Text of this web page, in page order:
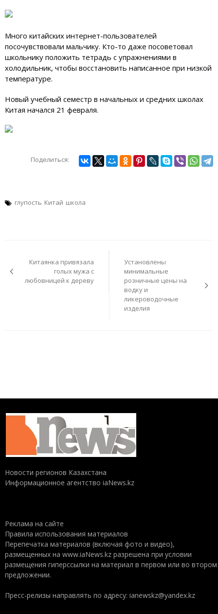
Много китайских интернет-пользователей
посочувствовали мальчику. Кто-то даже посоветовал
школьнику положить тетрадь с упражнениями в
холодильник, чтобы восстановить написанное при низкой
температуре.
Новый учебный семестр в начальных и средних школах
Китая начался 21 февраля.
Поделиться:
глупость Китай школа
записямКитаянка привязала
голых мужа с
любовницей к дереву
Установлены
минимальные
розничные цены на
водку и
ликероводочные
изделия
Новости регионов Казахстана
Информационное агентство iaNews.kz
Реклама на сайте
Правила использования материалов
Перепечатка материалов (включая фото и видео),
размещенных на www.iaNews.kz разрешена при условии
размещения гиперссылки на материал в первом или во втором
предложении.
Пресс-релизы направлять по адресу: ianewskz@yandex.kz